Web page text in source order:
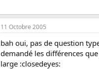
11 Octobre 2005
bah oui, pas de question
demandé les différences
large :closedeyes: